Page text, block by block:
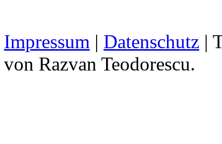
Impressum | Datenschutz |
von Razvan Teodorescu.